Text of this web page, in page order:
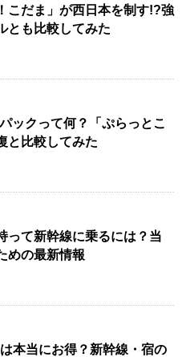
こだま」が西日本を制す!?強
とも比較してみた
ックって何？「ぷらっとこ
と比較してみた
って新幹線に乗るには？当
めの最新情報
本当にお得？新幹線・宿の